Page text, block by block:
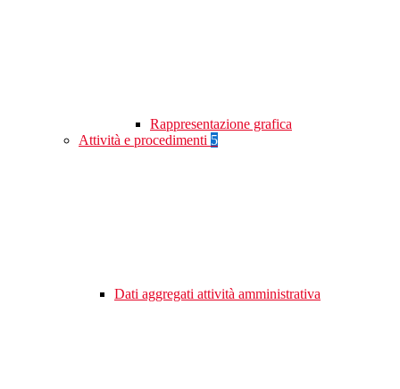
Rappresentazione grafica
Attività e procedimenti 5
Dati aggregati attività amministrativa